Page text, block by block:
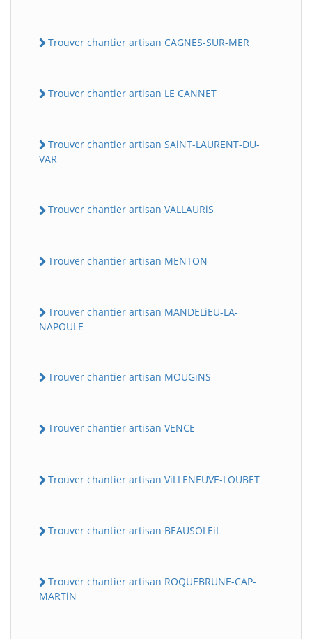
Trouver chantier artisan CAGNES-SUR-MER
Trouver chantier artisan LE CANNET
Trouver chantier artisan SAiNT-LAURENT-DU-
VAR
Trouver chantier artisan VALLAURiS
Trouver chantier artisan MENTON
Trouver chantier artisan MANDELiEU-LA-
NAPOULE
Trouver chantier artisan MOUGiNS
Trouver chantier artisan VENCE
Trouver chantier artisan ViLLENEUVE-LOUBET
Trouver chantier artisan BEAUSOLEiL
Trouver chantier artisan ROQUEBRUNE-CAP-
MARTiN